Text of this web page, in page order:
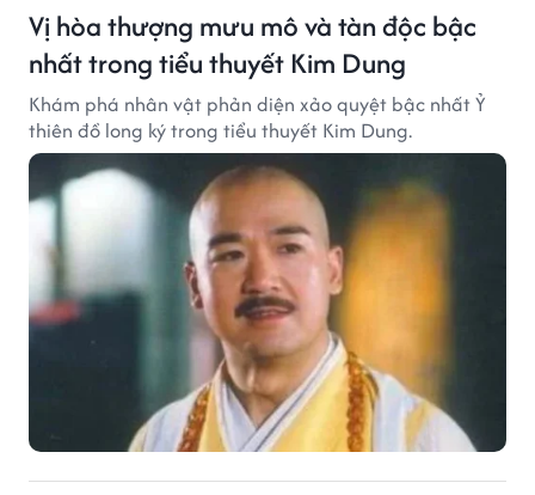
Vị hòa thượng mưu mô và tàn độc bậc
nhất trong tiểu thuyết Kim Dung
Khám phá nhân vật phản diện xảo quyệt bậc nhất Ỷ
thiên đồ long ký trong tiểu thuyết Kim Dung.